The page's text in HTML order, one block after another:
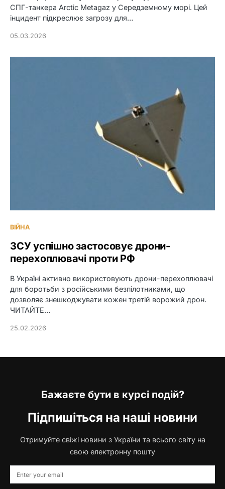
СПГ-танкера Arctic Metagaz у Середземному морі. Цей
інцидент підкреслює загрозу для…
05.03.2026
ВІЙНА
ЗСУ успішно застосовує дрони-
перехоплювачі проти РФ
В Україні активно використовують дрони-перехоплювачі
для боротьби з російськими безпілотниками, що
дозволяє знешкоджувати кожен третій ворожий дрон.
ЧИТАЙТЕ…
25.02.2026
Бажаєте бути в курсі подій?
Підпишіться на наші новини
Отримуйте свіжі новини з України та всього світу на
свою електронну пошту